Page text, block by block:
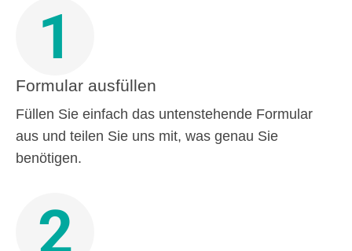
1
Formular ausfüllen
Füllen Sie einfach das untenstehende Formular
aus und teilen Sie uns mit, was genau Sie
benötigen.
2